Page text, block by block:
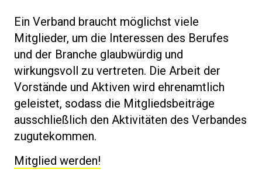
Ein Verband braucht möglichst viele
Mitglieder, um die Interessen des Berufes
und der Branche glaubwürdig und
wirkungsvoll zu vertreten. Die Arbeit der
Vorstände und Aktiven wird ehrenamtlich
geleistet, sodass die Mitgliedsbeiträge
ausschließlich den Aktivitäten des Verbandes
zugutekommen.
Mitglied werden!